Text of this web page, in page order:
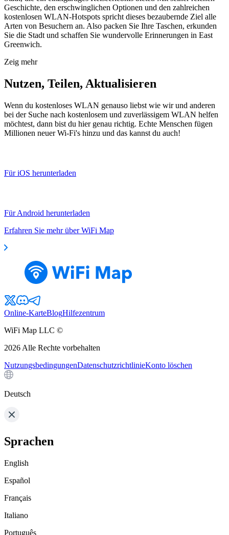
Geschichte, den erschwinglichen Optionen und den zahlreichen
kostenlosen WLAN-Hotspots spricht dieses bezaubernde Ziel alle
Arten von Besuchern an. Also packen Sie Ihre Taschen, erkunden
Sie die Stadt und schaffen Sie wundervolle Erinnerungen in East
Greenwich.
Zeig mehr
Nutzen, Teilen, Aktualisieren
Wenn du kostenloses WLAN genauso liebst wie wir und anderen
bei der Suche nach kostenlosem und zuverlässigem WLAN helfen
möchtest, dann bist du hier genau richtig. Echte Menschen fügen
Millionen neuer Wi-Fi's hinzu und das kannst du auch!
Für iOS herunterladen
Für Android herunterladen
Erfahren Sie mehr über WiFi Map
Online-KarteBlogHilfezentrum
WiFi Map LLC ©
2026 Alle Rechte vorbehalten
NutzungsbedingungenDatenschutzrichtlinieKonto löschen
Deutsch
Sprachen
English
Español
Français
Italiano
Português